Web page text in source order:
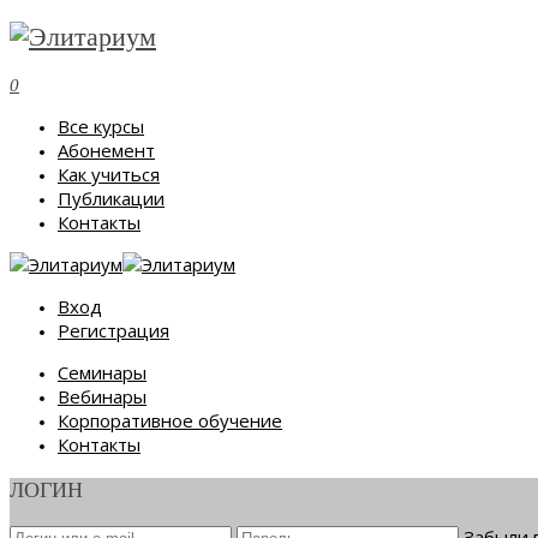
0
Все курсы
Абонемент
Как учиться
Публикации
Контакты
Вход
Регистрация
Семинары
Вебинары
Корпоративное обучение
Контакты
ЛОГИН